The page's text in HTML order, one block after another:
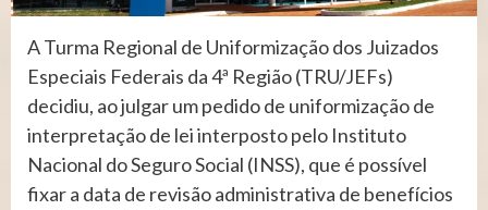
A Turma Regional de Uniformização dos Juizados
Especiais Federais da 4ª Região (TRU/JEFs)
decidiu, ao julgar um pedido de uniformização de
interpretação de lei interposto pelo Instituto
Nacional do Seguro Social (INSS), que é possível
fixar a data de revisão administrativa de benefícios